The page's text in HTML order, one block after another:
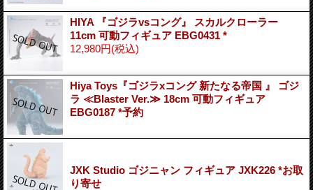
HIYA 『ゴジラvsコング』 スカルクローラー
11cm 可動フィギュア EBG0431 *
12,980円(税込)
Hiya Toys『ゴジラxコング 新たなる帝国 』 ゴジ
ラ ≪Blaster Ver.≫ 18cm 可動フィギュア
EBG0187 *予約
JXK Studio ゴジニャン フィギュア JXK226 *お取
り寄せ